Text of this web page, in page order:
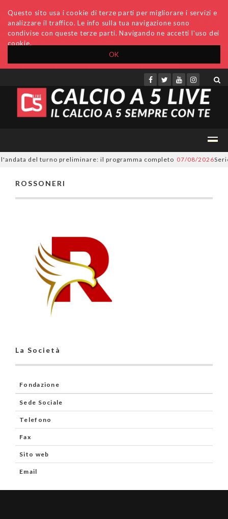
OK
Questo sito usa i cookie di terze parti per migliorare i servizi e
analizzare il traffico. Le info sulla tua navigazione sono
condivise con queste terze parti. Navigando ne accetti l'uso dei
cookie.
Accedi Archivio Invio comunicati Redazione
del turno preliminare: il programma completo 07/08/2026
ROSSONERI
La Società
Fondazione
Sede Sociale
Telefono
Fax
Sito web
Email